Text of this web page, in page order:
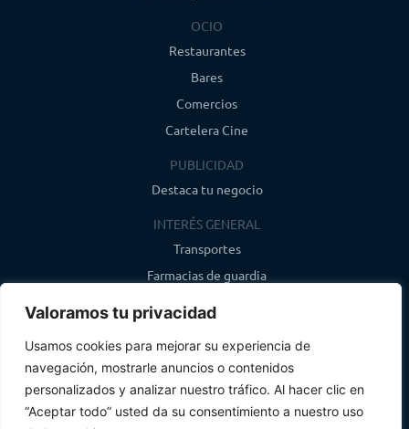
Valoramos tu privacidad
Usamos cookies para mejorar su experiencia de
navegación, mostrarle anuncios o contenidos
personalizados y analizar nuestro tráfico. Al hacer clic en
“Aceptar todo” usted da su consentimiento a nuestro uso
OCIO
Restaurantes
Bares
Comercios
Cartelera Cine
PUBLICIDAD
Destaca tu negocio
INTERÉS GENERAL
Transportes
Farmacias de guardia
CONTACTO
info@infosegovia.com